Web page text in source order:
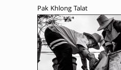
Pak Khlong Talat